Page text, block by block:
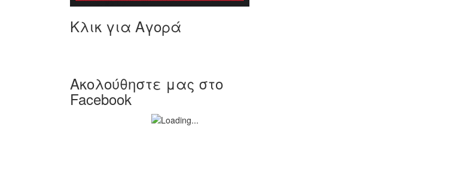
Κλικ για Αγορά
Ακολούθηστε μας στο
Facebook